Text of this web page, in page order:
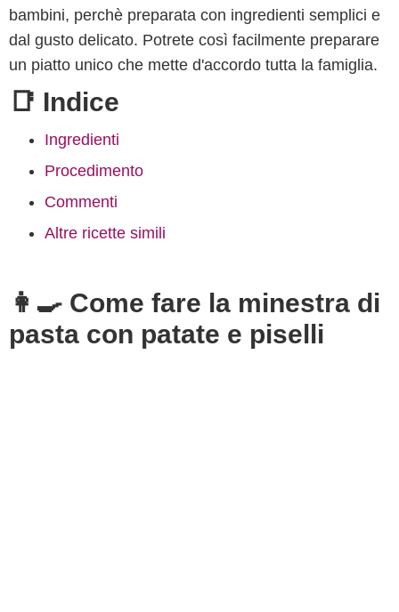
bambini, perchè preparata con ingredienti semplici e
dal gusto delicato. Potrete così facilmente preparare
un piatto unico che mette d'accordo tutta la famiglia.
📑 Indice
Ingredienti
Procedimento
Commenti
Altre ricette simili
👩‍🍳 Come fare la minestra di
pasta con patate e piselli